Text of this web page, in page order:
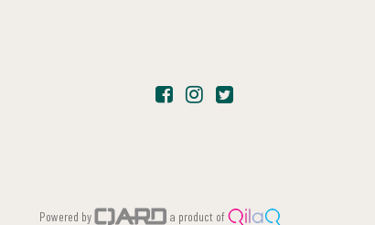
Powered by a product of